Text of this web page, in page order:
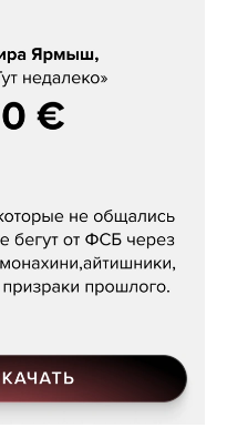
недалеко»